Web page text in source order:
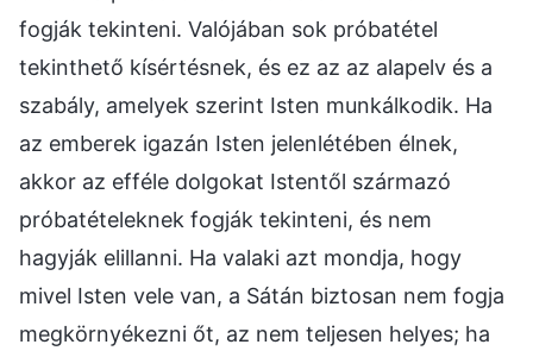
fogják tekinteni. Valójában sok próbatétel
tekinthető kísértésnek, és ez az az alapelv és a
szabály, amelyek szerint Isten munkálkodik. Ha
az emberek igazán Isten jelenlétében élnek,
akkor az efféle dolgokat Istentől származó
próbatételeknek fogják tekinteni, és nem
hagyják elillanni. Ha valaki azt mondja, hogy
mivel Isten vele van, a Sátán biztosan nem fogja
megkörnyékezni őt, az nem teljesen helyes; ha